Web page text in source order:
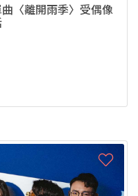
〈離開雨季〉受偶像